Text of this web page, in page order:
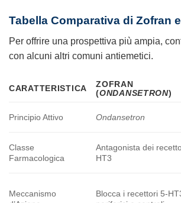
Tabella Comparativa di Zofran
Per offrire una prospettiva più ampia,
con alcuni altri comuni antiemetici.
CARATTERISTICA
ZOFRAN
(ONDANSETRON)
Principio Attivo Ondansetron
Classe
Farmacologica
Antagonista dei
HT3
Meccanismo
Blocca i recettori 5-